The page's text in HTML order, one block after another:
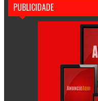
PUBLICIDADE